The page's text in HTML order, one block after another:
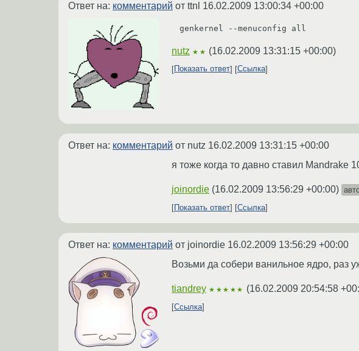
Ответ на: комментарий от ttnl 16.02.2009 13:00:34 +00:00
genkernel --menuconfig all
nutz ★★ (16.02.2009 13:31:15 +00:00)
Показать ответ Ссылка
Ответ на: комментарий от nutz 16.02.2009 13:31:15 +00:00
я тоже когда то давно ставил Mandrake
joinordie (16.02.2009 13:56:29 +00:00)
Показать ответ
Ссылка
Ответ на: комментарий от joinordie 16.02.2009 13:56:29 +00:00
Возьми да собери ванильное ядро, раз
tiandrey ★★★★★ (16.02.2009 20:54:58
Ссылка